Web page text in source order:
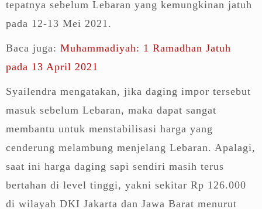
tepatnya sebelum Lebaran yang kemungkinan jatuh
pada 12-13 Mei 2021.
Baca juga: Muhammadiyah: 1 Ramadhan Jatuh
pada 13 April 2021
Syailendra mengatakan, jika daging impor tersebut
masuk sebelum Lebaran, maka dapat sangat
membantu untuk menstabilisasi harga yang
cenderung melambung menjelang Lebaran. Apalagi,
saat ini harga daging sapi sendiri masih terus
bertahan di level tinggi, yakni sekitar Rp 126.000
di wilayah DKI Jakarta dan Jawa Barat menurut